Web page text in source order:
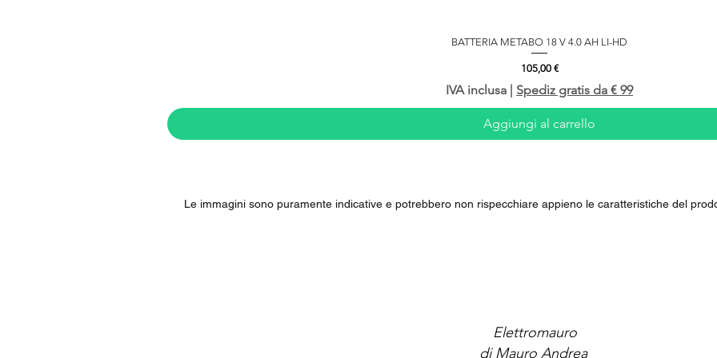
Vista rapida
BATTERIA METABO 18 V 4.0 AH LI-HD
Prezzo
105,00 €
IVA inclusa Spediz gratis da € 99
Aggiungi al carrello
Le immagini sono puramente indicative e potrebbero non rispecchiare appieno le caratteristiche del
Elettromauro
di Mauro Andrea